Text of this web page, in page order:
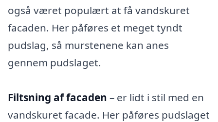
også været populært at få vandskuret
facaden. Her påføres et meget tyndt
pudslag, så murstenene kan anes
gennem pudslaget.
Filtsning af facaden – er lidt i stil med en
vandskuret facade. Her påføres pudslaget